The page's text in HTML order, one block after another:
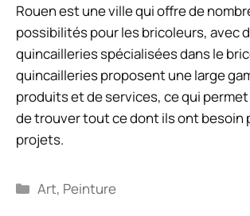
Rouen est une ville qui offre de
possibilités pour les bricoleurs, avec
quincailleries spécialisées dans le
quincailleries proposent une large
produits et de services, ce qui
de trouver tout ce dont ils ont besoin
projets.
Catégories
Art, Peinture